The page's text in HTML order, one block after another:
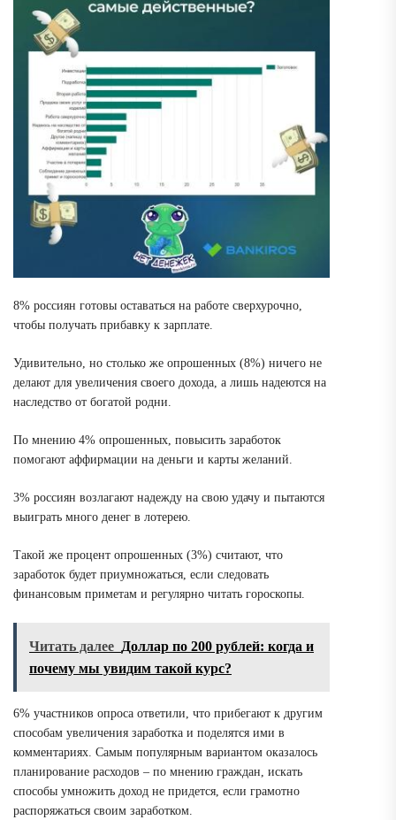
8% россиян готовы оставаться на работе сверхурочно,
чтобы получать прибавку к зарплате.
Удивительно, но столько же опрошенных (8%) ничего не
делают для увеличения своего дохода, а лишь надеются на
наследство от богатой родни.
По мнению 4% опрошенных, повысить заработок
помогают аффирмации на деньги и карты желаний.
3% россиян возлагают надежду на свою удачу и пытаются
выиграть много денег в лотерею.
Такой же процент опрошенных (3%) считают, что
заработок будет приумножаться, если следовать
финансовым приметам и регулярно читать гороскопы.
Читать далее Доллар по 200 рублей: когда и
почему мы увидим такой курс?
6% участников опроса ответили, что прибегают к другим
способам увеличения заработка и поделятся ими в
комментариях. Самым популярным вариантом оказалось
планирование расходов – по мнению граждан, искать
способы умножить доход не придется, если грамотно
распоряжаться своим заработком.